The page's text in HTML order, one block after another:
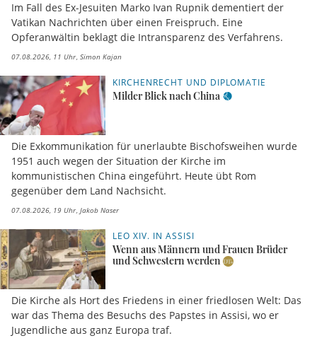
Im Fall des Ex-Jesuiten Marko Ivan Rupnik dementiert der
Vatikan Nachrichten über einen Freispruch. Eine
Opferanwältin beklagt die Intransparenz des Verfahrens.
07.08.2026, 11 Uhr Simon Kajan
KIRCHENRECHT UND DIPLOMATIE
Milder Blick nach China
Die Exkommunikation für unerlaubte Bischofsweihen wurde
1951 auch wegen der Situation der Kirche im
kommunistischen China eingeführt. Heute übt Rom
gegenüber dem Land Nachsicht.
07.08.2026, 19 Uhr Jakob Naser
LEO XIV. IN ASSISI
Wenn aus Männern und Frauen Brüder
und Schwestern werden
Die Kirche als Hort des Friedens in einer friedlosen Welt: Das
war das Thema des Besuchs des Papstes in Assisi, wo er
Jugendliche aus ganz Europa traf.